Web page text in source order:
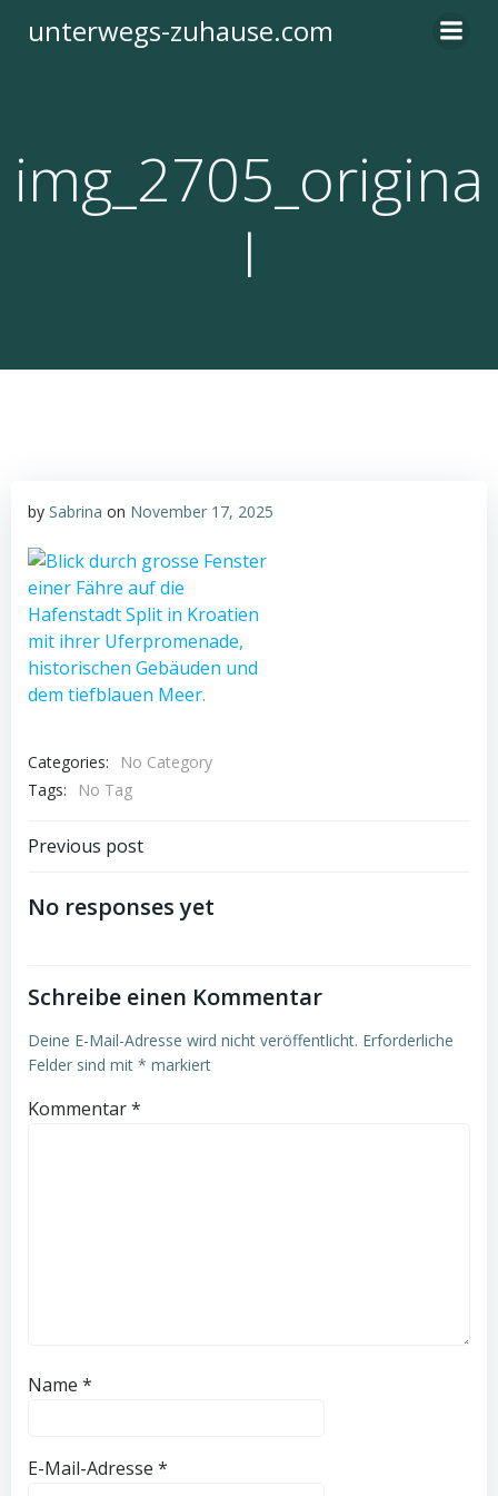
Inhalt
unterwegs-zuhause.com
img_2705_origina
l
by Sabrina on November 17, 2025
Categories:
No Category
Tags:
No Tag
Post
navigation
Previous post
No responses yet
Schreibe einen Kommentar
Deine E-Mail-Adresse wird nicht veröffentlicht. Erforderliche
Felder sind mit * markiert
Kommentar*
Name *
E-Mail-Adresse *